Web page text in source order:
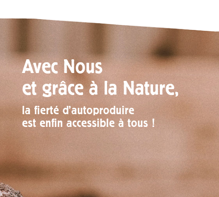
Avec Nous
et grâce à la Nature,
la fierté d’autoproduire
est enfin accessible à tous !